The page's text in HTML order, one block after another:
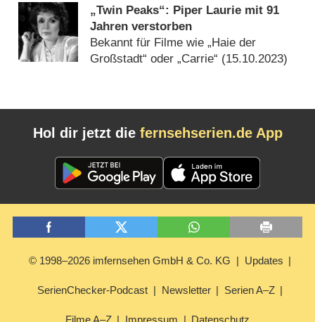
„Twin Peaks“: Piper Laurie mit 91
Jahren verstorben
Bekannt für Filme wie „Haie der
Großstadt“ oder „Carrie“ (15.10.2023)
Hol dir jetzt die fernsehserien.de App
© 1998–2026 imfernsehen GmbH & Co. KG Updates
SerienChecker-Podcast Newsletter Serien A–Z